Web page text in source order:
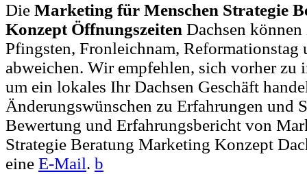
Die Marketing für Menschen Strategie
Konzept Öffnungszeiten Dachsen
Pfingsten, Fronleichnam,
abweichen. Wir empfehlen, sich vorher zu
um ein lokales Ihr Dachsen Geschäft
Änderungswünschen zu Erfahrungen und
Bewertung und Erfahrungsbericht von
Strategie Beratung Marketing Konzept
eine E-Mail. b